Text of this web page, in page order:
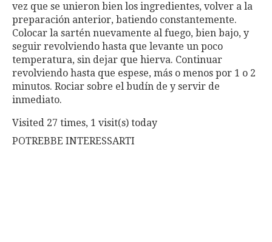
vez que se unieron bien los ingredientes, volver a la
preparación anterior, batiendo constantemente.
Colocar la sartén nuevamente al fuego, bien bajo, y
seguir revolviendo hasta que levante un poco
temperatura, sin dejar que hierva. Continuar
revolviendo hasta que espese, más o menos por 1 o 2
minutos. Rociar sobre el budín de y servir de
inmediato.
Visited 27 times, 1 visit(s) today
POTREBBE INTERESSARTI